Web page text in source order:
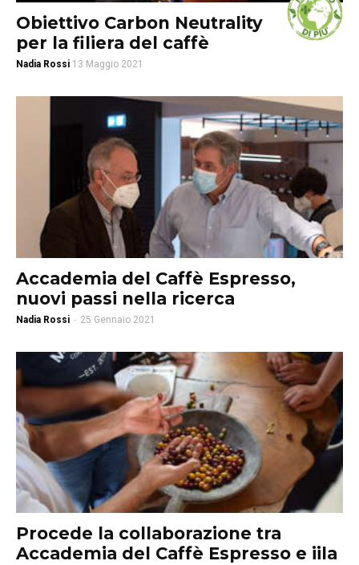
Obiettivo Carbon Neutrality
per la filiera del caffè
Nadia Rossi 13 Maggio 2021
Accademia del Caffè Espresso,
nuovi passi nella ricerca
Nadia Rossi - 25 Gennaio 2021
Procede la collaborazione tra
Accademia del Caffè Espresso e iila